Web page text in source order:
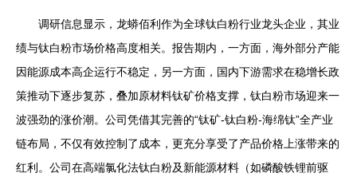
调研信息显示，龙蟒佰利作为全球钛白粉行业龙头企业，其业
绩与钛白粉市场价格高度相关。报告期内，一方面，海外部分产能
因能源成本高企运行不稳定，另一方面，国内下游需求在稳增长政
策推动下逐步复苏，叠加原材料钛矿价格支撑，钛白粉市场迎来一
波强劲的涨价潮。公司凭借其完善的“钛矿-钛白粉-海绵钛”全产业
链布局，不仅有效控制了成本，更充分享受了产品价格上涨带来的
红利。公司在高端氯化法钛白粉及新能源材料（如磷酸铁锂前驱